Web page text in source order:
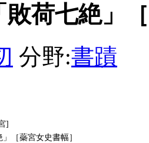
敗荷七絶」
分野:書蹟
]
［蘂宮女史書幅］